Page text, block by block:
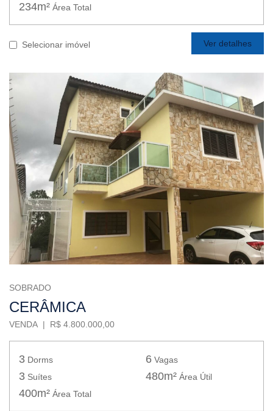
234m² Área Total
Selecionar imóvel Ver detalhes
SOBRADO
CERÂMICA
VENDA | R$ 4.800.000,00
3 Dorms 6 Vagas
3 Suítes 480m² Área Útil
400m² Área Total